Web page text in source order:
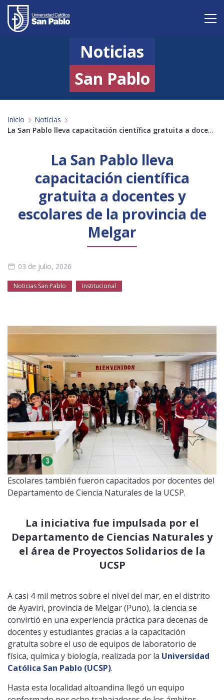
Postgrado
Investigación
Servicio y proyección a la sociedad
Alumnos Profesores Antiguos Alumnos Padres
Empresas
Licenciamiento Biblioteca
Noticias
San Pablo
Inicio Noticias
La San Pablo lleva capacitación científica gratuita a docentes y escolares de la provincia de Melgar
La San Pablo lleva
capacitación científica
gratuita a docentes y
escolares de la provincia de
Melgar
03 de julio, 2026
Noticias San Pablo Institucional
Escolares también fueron capacitados por docentes del
Departamento de Ciencia Naturales de la UCSP.
La iniciativa fue impulsada por el
Departamento de Ciencias Naturales y
el área de Proyectos Solidarios de la
UCSP
A casi 4 mil metros sobre el nivel del mar, en el distrito
de Ayaviri, provincia de Melgar (Puno), la ciencia se
convirtió en una experiencia práctica para decenas de
docentes y estudiantes gracias a la capacitación
gratuita sobre el uso de equipos de laboratorio de
física, química y biología, realizada por la Universidad
Católica San Pablo (UCSP).
Hasta esta localidad altoandina llegó un equipo